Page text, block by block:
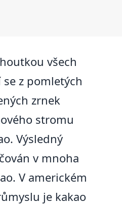
všech
z pomletých
zrnek
stromu
Výsledný
v mnoha
V americkém
je kakao